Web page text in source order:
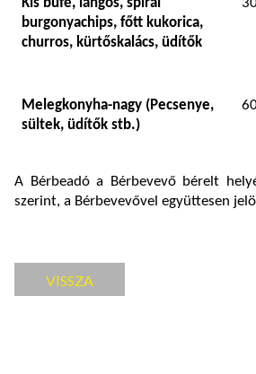
Kis büfé, lángos, spirál
burgonyachips, főtt kukorica,
churros, kürtőskalács, üdítők
Melegkonyha-nagy (Pecsenye,
sültek, üdítők stb.)
A Bérbeadó a Bérbevevő bérelt
szerint, a Bérbevevővel együttesen
VISSZA